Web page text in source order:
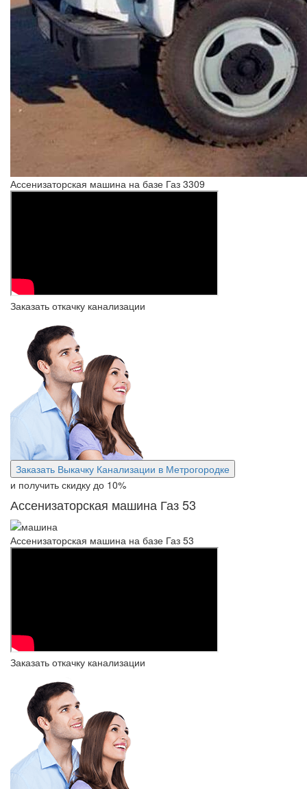
Ассенизаторская машина на базе Газ 3309
Заказать откачку канализации
Заказать Выкачку Канализации в Метрогородке
и получить скидку до 10%
Ассенизаторская машина Газ 53
Ассенизаторская машина на базе Газ 53
Заказать откачку канализации